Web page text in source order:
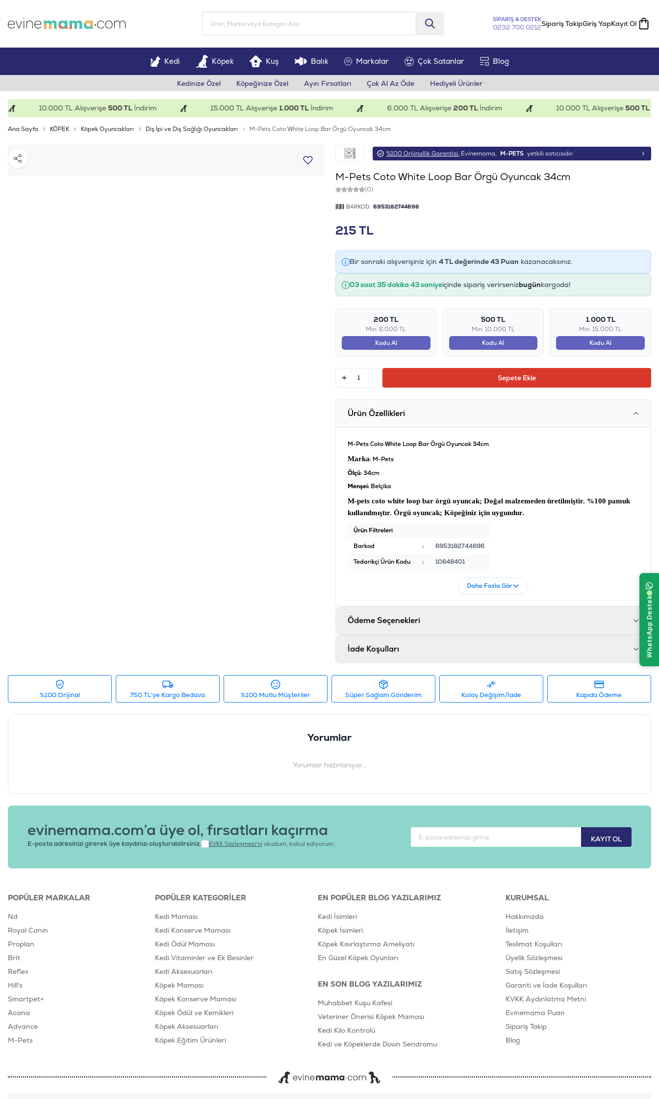
SİPARİŞ & DESTEK
0232 700 0212Sipariş TakipGiriş YapKayıt Ol
Kedi Köpek Kuş Balık Markalar Çok Satanlar Blog
Kedinize Özel Köpeğinize Özel Ayın Fırsatları Çok Al Az Öde Hediyeli Ürünler
10.000 TL Alışverişe500 TLİndirim 15.000 TL Alışverişe1.000 TLİndirim 6.000 TL Alışverişe200 TLİndirim 10.000 TL Alışverişe500 TLİndirim
Ana Sayfa KÖPEK Köpek Oyuncakları Diş İpi ve Diş Sağlığı Oyuncakları M-Pets Coto White Loop Bar Örgü Oyuncak 34cm
Paylaş
%100 Orijinallik Garantisi. Evinemama, M-PETS yetkili satıcısıdır.
M-Pets Coto White Loop Bar Örgü Oyuncak 34cm
(0)
BARKOD: 6953182744696
215TL
Bir sonraki alışverişiniz için 4TL değerinde43Puan kazanacaksınız.
03 saat 35 dakika 42 saniyeiçinde sipariş verirsenizbugünkargoda!
200 TL
Min: 6.000 TL
Kodu Al
500 TL
Min: 10.000 TL
Kodu Al
1.000 TL
Min: 15.000 TL
Kodu Al
Sepete Ekle
Ürün Özellikleri
M-Pets Coto White Loop Bar Örgü Oyuncak 34cm
Marka: M-Pets
Ölçü: 34cm
Menşei:Belçika
M-pets coto white loop bar örgü oyuncak; Doğal malzemeden üretilmiştir. %100 pamuk
kullanılmıştır. Örgü oyuncak; Köpeğiniz için uygundur.
Ürün Filtreleri
Barkod
:
6953182744696
Tedarikçi Ürün Kodu
: 10648401
Daha Fazla Gör
Ödeme Seçenekleri
İade Koşulları
%100 Orijinal 750 TL'ye Kargo Bedava %100 Mutlu Müşteriler Süper Sağlam Gönderim Kolay Değişim/İade Kapıda Ödeme
Yorumlar
Yorumlar hazırlanıyor...
KAYIT OL
evinemama.com’a üye ol, fırsatları kaçırma
E-posta adresinizi girerek üye kaydınızı oluşturabilirsiniz. KVKK Sözleşmesi'ni okudum, kabul ediyorum.
POPÜLER MARKALAR
Nd
Royal Canin
Proplan
Brit
Reflex
Hill's
Smartpet+
Acana
Advance
M-Pets
POPÜLER KATEGORILER
Kedi Maması
Kedi Konserve Maması
Kedi Ödül Maması
Kedi Vitaminler ve Ek Besinler
Kedi Aksesuarları
Köpek Maması
Köpek Konserve Maması
Köpek Ödül ve Kemikleri
Köpek Aksesuarları
Köpek Eğitim Ürünleri
EN POPÜLER BLOG YAZILARIMIZ
Kedi İsimleri
Köpek İsimleri
Köpek Kısırlaştırma Ameliyatı
En Güzel Köpek Oyunları
EN SON BLOG YAZILARIMIZ
Muhabbet Kuşu Kafesi
Veteriner Önerisi Köpek Maması
Kedi Kilo Kontrolü
Kedi ve Köpeklerde Down Sendromu
KURUMSAL
Hakkımızda
İletişim
Teslimat Koşulları
Üyelik Sözleşmesi
Satış Sözleşmesi
Garanti ve İade Koşulları
KVKK Aydınlatma Metni
Evinemama Puan
Sipariş Takip
Blog